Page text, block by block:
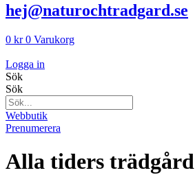
hej@naturochtradgard.se
0 kr 0 Varukorg
Logga in
Sök
Sök
Webbutik
Prenumerera
Alla tiders trädgård